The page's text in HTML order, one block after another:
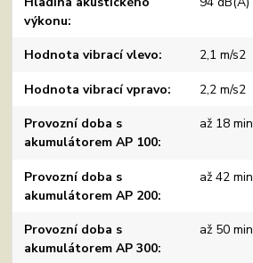
výkonu
Hodnota vibrací vlevo 2,1 m/s2
Hodnota vibrací vpravo 2,2 m/s2
Provozní doba s
akumulátorem AP 100
až 18 min
Provozní doba s
akumulátorem AP 200
až 42 min
Provozní doba s
akumulátorem AP 300
až 50 min